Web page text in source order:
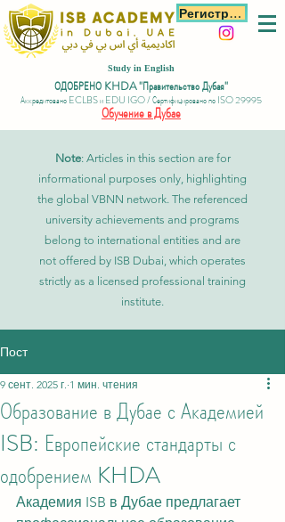
Регистрация
Study in English
ОДОБРЕНО KHDA "Правительство Дубая"
Аккредитовано ECLBS и EDU IGO / Сертифицировано по ISO 29995
Обучение в Дубае
Note: Articles in this section are for
informational purposes only, highlighting
the global VBNN network. The referenced
university achievements and programs
belong to international entities and are
not offered by ISB Dubai, which operates
strictly as a licensed professional training
institute.
Пост
Образование в Дубае с Академией
ISB: Европейские стандарты с
одобрением KHDA
9 сент. 2025 г. 1 мин. чтения
Академия ISB в Дубае предлагает